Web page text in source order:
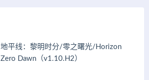
地平线：黎明时分/零之曙光/Horizon
Zero Dawn（v1.10.H2）